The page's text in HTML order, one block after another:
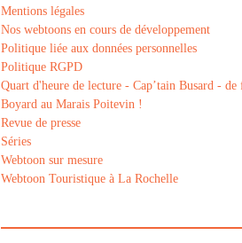
Mentions légales
Nos webtoons en cours de développement
Politique liée aux données personnelles
Politique RGPD
Quart d'heure de lecture - Cap’tain Busard - de
Boyard au Marais Poitevin !
Revue de presse
Séries
Webtoon sur mesure
Webtoon Touristique à La Rochelle